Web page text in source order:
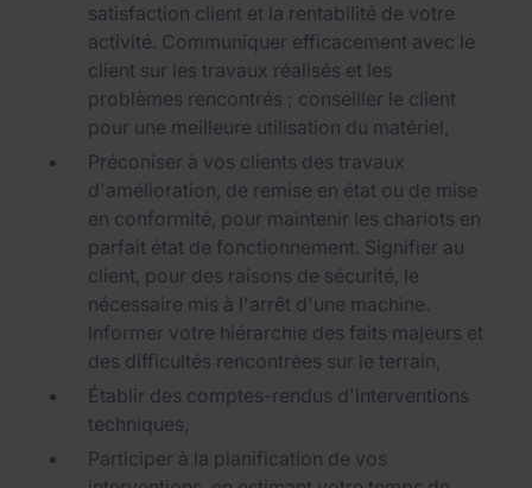
satisfaction client et la rentabilité de votre
activité. Communiquer efficacement avec le
client sur les travaux réalisés et les
problèmes rencontrés ; conseiller le client
pour une meilleure utilisation du matériel,
Préconiser à vos clients des travaux
d'amélioration, de remise en état ou de mise
en conformité, pour maintenir les chariots en
parfait état de fonctionnement. Signifier au
client, pour des raisons de sécurité, le
nécessaire mis à l'arrêt d'une machine.
Informer votre hiérarchie des faits majeurs et
des difficultés rencontrées sur le terrain,
Établir des comptes-rendus d'interventions
techniques,
Participer à la planification de vos